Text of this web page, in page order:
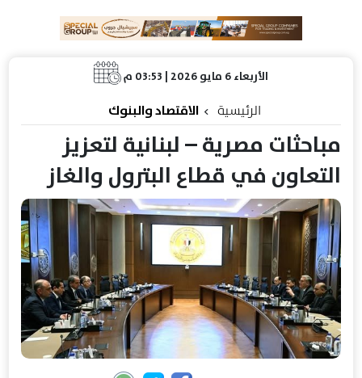
الأربعاء 6 مايو 2026 | 03:53 م
الرئيسية الاقتصاد والبنوك
مباحثات مصرية – لبنانية لتعزيز
التعاون في قطاع البترول والغاز